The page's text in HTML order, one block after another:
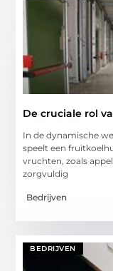
De cruciale rol
In de dynamische
speelt een
vruchten, zoals
zorgvuldig
Bedrijven
BEDRIJVEN